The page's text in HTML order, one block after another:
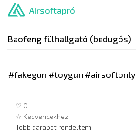
Ugrás
Airsoftapró
Baofeng fülhallgató (bedugós)
#fakegun #toygun #airsoftonly
♡ 0
☆ Kedvencekhez
Több darabot rendeltem.